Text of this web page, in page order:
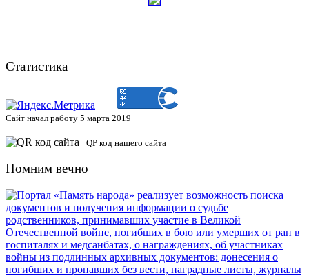
Статистика
Сайт начал работу 5 марта 2019
QP код нашего сайта
Помним вечно